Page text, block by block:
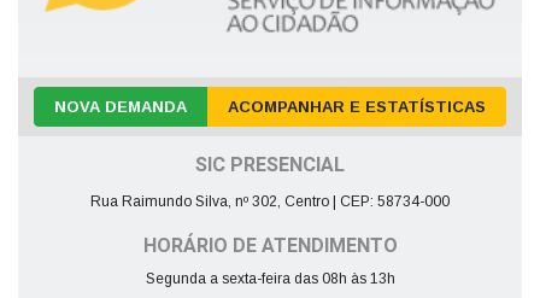
NOVA DEMANDA ACOMPANHAR E ESTATÍSTICAS
SIC PRESENCIAL
Rua Raimundo Silva, nº 302, Centro | CEP: 58734-000
HORÁRIO DE ATENDIMENTO
Segunda a sexta-feira das 08h às 13h